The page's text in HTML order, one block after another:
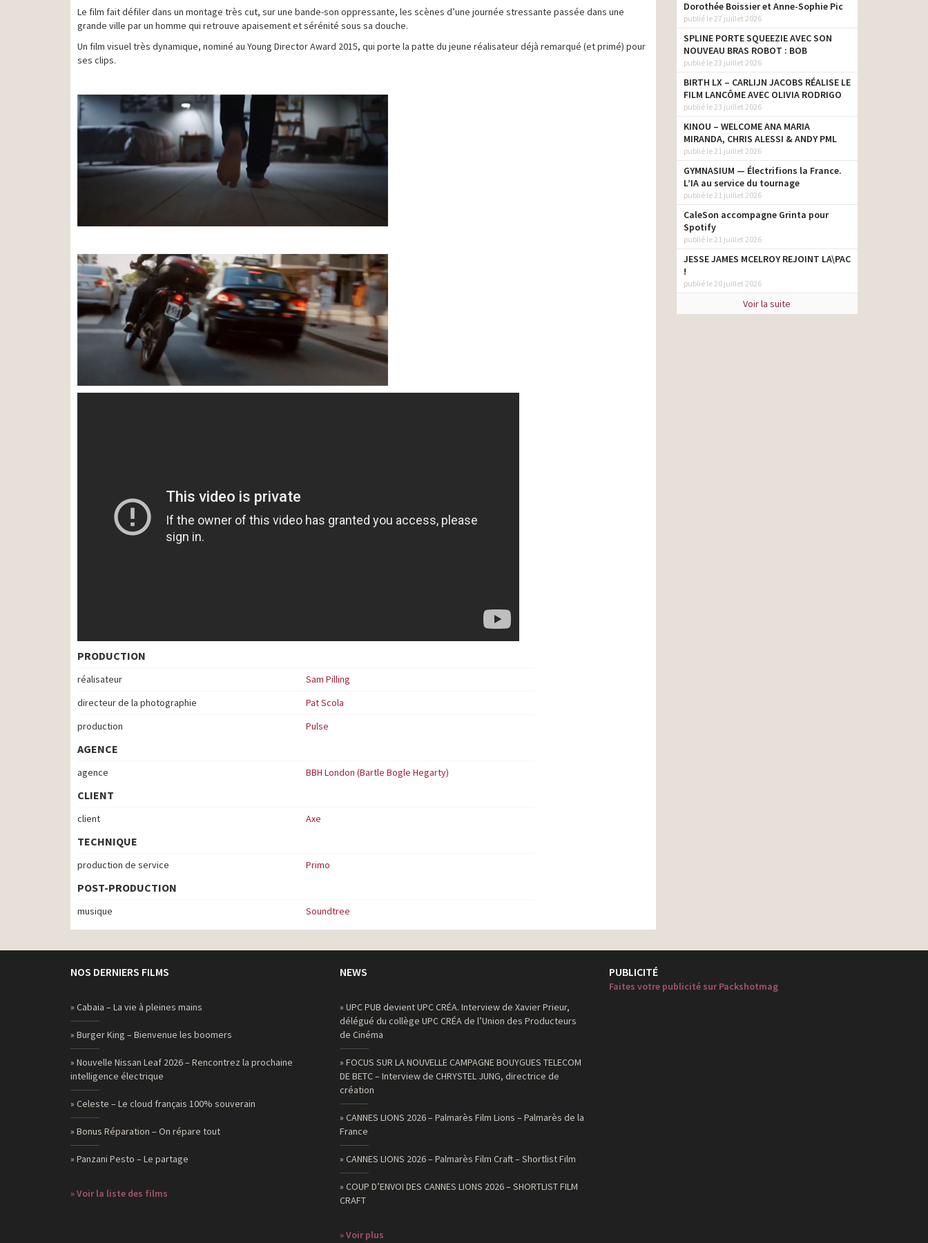
Le film fait défiler dans un montage très cut, sur une bande-son oppressante, les scènes d’une journée stressante passée dans une
grande ville par un homme qui retrouve apaisement et sérénité sous sa douche.
Un film visuel très dynamique, nominé au Young Director Award 2015, qui porte la patte du jeune réalisateur déjà remarqué (et primé) pour
ses clips.
PRODUCTION
réalisateur
Sam Pilling
directeur de la photographie
Pat Scola
production
Pulse
AGENCE
agence BBH London (Bartle Bogle Hegarty)
CLIENT
client Axe
TECHNIQUE
production de service Primo
POST-PRODUCTION
musique Soundtree
Dorothée Boissier et Anne-Sophie Pic
publié le 27 juillet 2026
SPLINE PORTE SQUEEZIE AVEC SON
NOUVEAU BRAS ROBOT : BOB
publié le 23 juillet 2026
BIRTH LX – CARLIJN JACOBS RÉALISE LE
FILM LANCÔME AVEC OLIVIA RODRIGO
publié le 23 juillet 2026
KINOU – WELCOME ANA MARIA
MIRANDA, CHRIS ALESSI & ANDY PML
publié le 21 juillet 2026
GYMNASIUM — Électrifions la France.
L’IA au service du tournage
publié le 21 juillet 2026
CaleSon accompagne Grinta pour
Spotify
publié le 21 juillet 2026
JESSE JAMES MCELROY REJOINT LA\PAC
!
publié le 20 juillet 2026
Voir la suite
NOS DERNIERS FILMS
» Cabaia – La vie à pleines mains
» Burger King – Bienvenue les boomers
» Nouvelle Nissan Leaf 2026 – Rencontrez la prochaine
intelligence électrique
» Celeste – Le cloud français 100% souverain
» Bonus Réparation – On répare tout
» Panzani Pesto – Le partage
» Voir la liste des films
NEWS
» UPC PUB devient UPC CRÉA. Interview de Xavier Prieur,
délégué du collège UPC CRÉA de l’Union des Producteurs
de Cinéma
» FOCUS SUR LA NOUVELLE CAMPAGNE BOUYGUES TELECOM
DE BETC – Interview de CHRYSTEL JUNG, directrice de
création
» CANNES LIONS 2026 – Palmarès Film Lions – Palmarès de la
France
» CANNES LIONS 2026 – Palmarès Film Craft – Shortlist Film
» COUP D’ENVOI DES CANNES LIONS 2026 – SHORTLIST FILM
CRAFT
» Voir plus
PUBLICITÉ
Faites votre publicité sur Packshotmag